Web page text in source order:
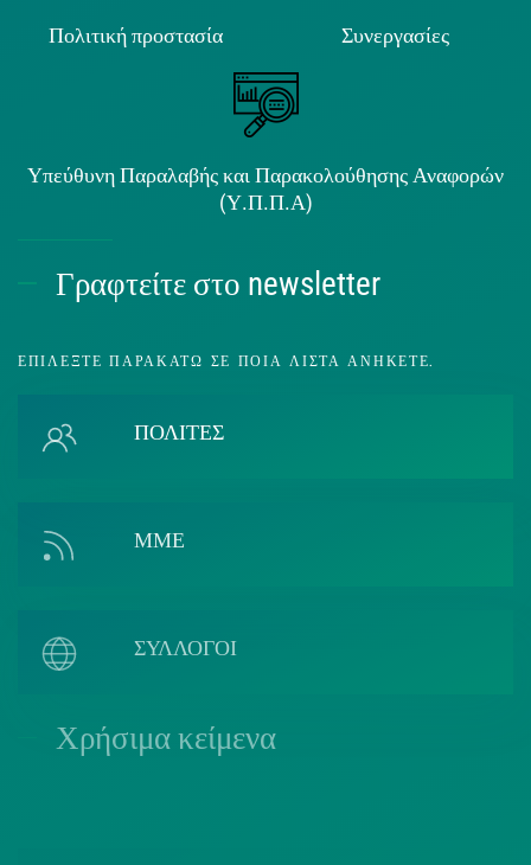
Πολιτική προστασία Συνεργασίες
Υπεύθυνη Παραλαβής και Παρακολούθησης Αναφορών
(Υ.Π.Π.Α)
Γραφτείτε στο newsletter
ΕΠΙΛΈΞΤΕ ΠΑΡΑΚΆΤΩ ΣΕ ΠΟΙΑ ΛΊΣΤΑ ΑΝΉΚΕΤΕ.
ΠΟΛΙΤΕΣ
ΜΜΕ
ΣΥΛΛΟΓΟΙ
Χρήσιμα κείμενα